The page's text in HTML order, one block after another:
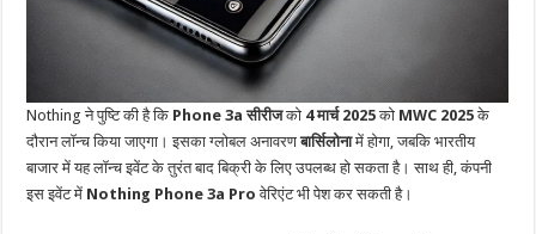
Nothing ने पुष्टि की है कि Phone 3a सीरीजको 4 मार्च 2025को MWC 2025के
दौरान लॉन्च किया जाएगा। इसका ग्लोबल अनावरणबार्सिलोनामें होगा, जबकि भारतीय
बाजार में यह लॉन्च इवेंट के तुरंत बाद बिक्री के लिए उपलब्ध हो सकता है। साथ ही, कंपनी
इस इवेंट में Nothing Phone 3a Pro वेरिएंट भी पेश कर सकती है।